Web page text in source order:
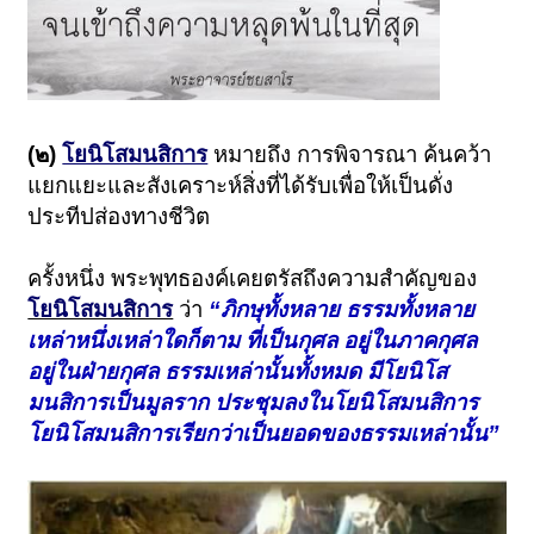
(๒)โยนิโสมนสิการ หมายถึง การพิจารณา ค้นคว้า
แยกแยะและสังเคราะห์สิ่งที่ได้รับเพื่อให้เป็นดั่ง
ประทีปส่องทางชีวิต
ครั้งหนึ่ง พระพุทธองค์เคยตรัสถึงความสำคัญของ
โยนิโสมนสิการว่า “ภิกษุทั้งหลาย ธรรมทั้งหลาย
เหล่าหนึ่งเหล่าใดก็ตาม ที่เป็นกุศล อยู่ในภาคกุศล
อยู่ในฝ่ายกุศล ธรรมเหล่านั้นทั้งหมด มีโยนิโส
มนสิการเป็นมูลราก ประชุมลงในโยนิโสมนสิการ
โยนิโสมนสิการเรียกว่าเป็นยอดของธรรมเหล่านั้น”